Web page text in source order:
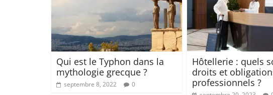
Qui est le Typhon dans la
mythologie grecque ?
septembre 8, 2022 0
Hôtellerie : quels
droits et
professionnels ?